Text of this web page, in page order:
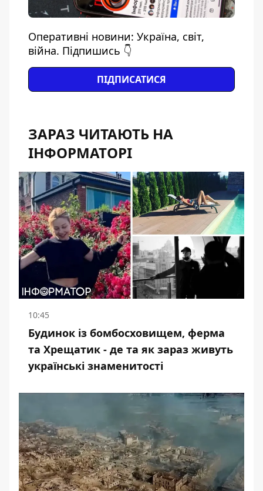
Оперативні новини: Україна, світ,
війна. Підпишись 👇
ПІДПИСАТИСЯ
ЗАРАЗ ЧИТАЮТЬ НА
ІНФОРМАТОРІ
10:45
Будинок із бомбосховищем, ферма
та Хрещатик - де та як зараз живуть
українські знаменитості